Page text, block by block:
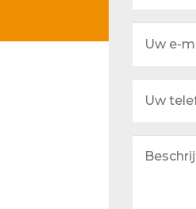
e-
uw